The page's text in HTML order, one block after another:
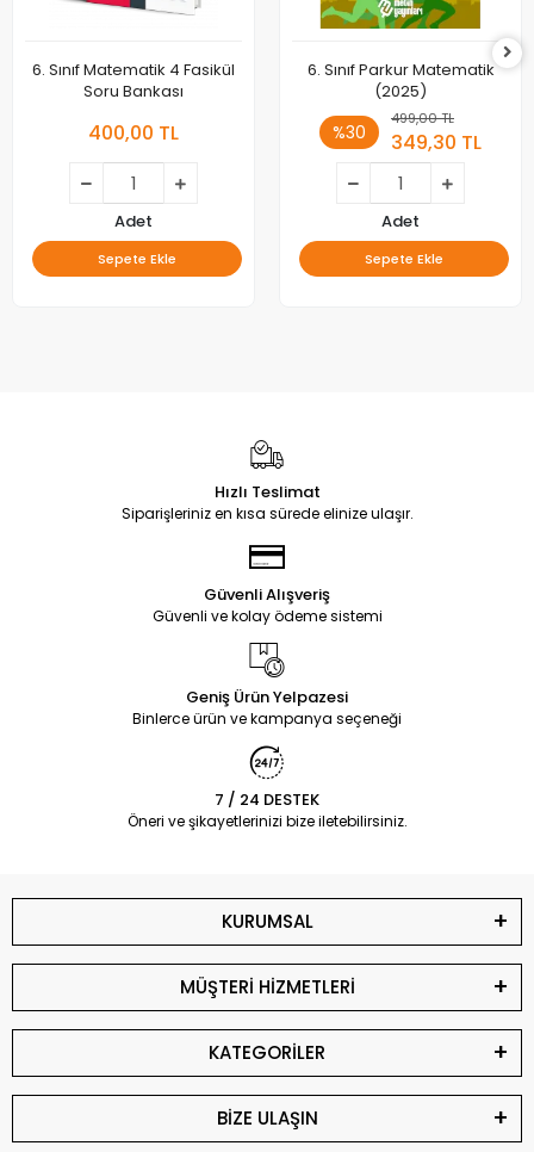
6. Sınıf Matematik 4 Fasikül
Soru Bankası
400,00 TL
Adet
Sepete Ekle
6. Sınıf Parkur Matematik
(2025)
%30
499,00 TL
349,30 TL
Adet
Sepete Ekle
Hızlı Teslimat
Siparişleriniz en kısa sürede elinize ulaşır.
Güvenli Alışveriş
Güvenli ve kolay ödeme sistemi
Geniş Ürün Yelpazesi
Binlerce ürün ve kampanya seçeneği
7 / 24 DESTEK
Öneri ve şikayetlerinizi bize iletebilirsiniz.
KURUMSAL
MÜŞTERİ HİZMETLERİ
KATEGORİLER
BİZE ULAŞIN